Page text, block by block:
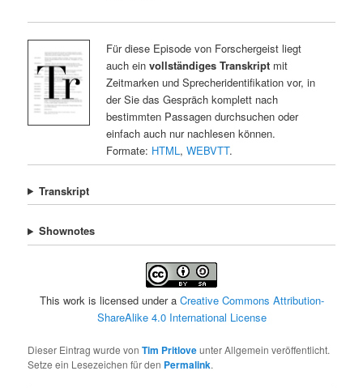
Für diese Episode von Forschergeist liegt
auch ein vollständiges Transkriptmit
Zeitmarken und Sprecheridentifikation vor, in
der Sie das Gespräch komplett nach
bestimmten Passagen durchsuchen oder
einfach auch nur nachlesen können.
Formate: HTML, WEBVTT.
Transkript
Shownotes
This work is licensed under a Creative Commons Attribution-
ShareAlike 4.0 International License
Dieser Eintrag wurde vonTim Pritloveunter Allgemein veröffentlicht.
Setze ein Lesezeichen für den Permalink.